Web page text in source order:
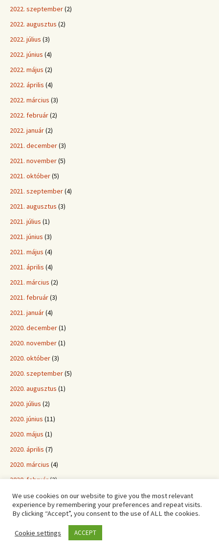
2022. szeptember(2)
2022. augusztus (2)
2022. július (3)
2022. június (4)
2022. május (2)
2022. április (4)
2022. március (3)
2022. február(2)
2022. január(2)
2021. december(3)
2021. november(5)
2021. október(5)
2021. szeptember(4)
2021. augusztus (3)
2021. július (1)
2021. június (3)
2021. május (4)
2021. április (4)
2021. március (2)
2021. február(3)
2021. január(4)
2020. december(1)
2020. november(1)
2020. október(3)
2020. szeptember(5)
2020. augusztus (1)
2020. július (2)
2020. június (11)
2020. május (1)
2020. április (7)
2020. március (4)
2020. február(2)
2020. január(6)
2019. december
We use cookies on our website to give you the most relevant
experience by remembering your preferences and repeat visits.
By clicking “Accept”, you consent to the use of ALL the cookies.
Cookie settings ACCEPT